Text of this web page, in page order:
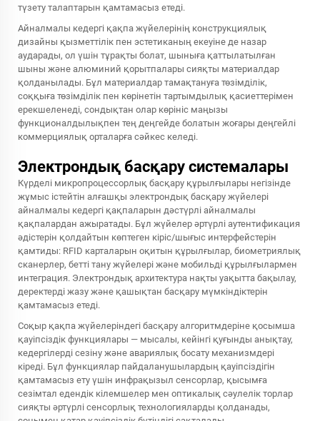
түзету талаптарын қамтамасыз етеді.
Айналмалы кедергі қақпа жүйелерінің конструкциялық
дизайны қызметтілік пен эстетиканың екеуіне де назар
аударады, ол үшін тұрақты болат, шыныға қаттылатылған
шыны және алюминий қорытпалары сияқты материалдар
қолданылады. Бұл материалдар тамақтануға төзімділік,
соққыға төзімділік пен көрінетін тартымдылық қасиеттерімен
ерекшеленеді, сондықтан олар көрініс маңызы
функционалдылықпен тең деңгейде болатын жоғары деңгейлі
коммерциялық орталарға сәйкес келеді.
Электрондық басқару системалары
Күрделі микропроцессорлық басқару құрылғылары негізінде
жұмыс істейтін алғашқы электрондық басқару жүйелері
айналмалы кедергі қақпаларын дәстүрлі айналмалы
қақпалардан ажыратады. Бұл жүйелер әртүрлі аутентификация
әдістерін қолдайтын көптеген кіріс/шығыс интерфейстерін
қамтиды: RFID карталарын оқитын құрылғылар, биометриялық
сканерлер, бетті тану жүйелері және мобильді құрылғылармен
интеграция. Электрондық архитектура нақты уақытта бақылау,
деректерді жазу және қашықтан басқару мүмкіндіктерін
қамтамасыз етеді.
Соқыр қақпа жүйелеріндегі басқару алгоритмдеріне қосымша
қауіпсіздік функциялары — мысалы, кейінгі қуғынды анықтау,
кедергілерді сезіну және авариялық босату механизмдері
кіреді. Бұл функциялар пайдаланушылардың қауіпсіздігін
қамтамасыз ету үшін инфрақызыл сенсорлар, қысымға
сезімтал едендік кілемшелер мен оптикалық сәулелік торлар
сияқты әртүрлі сенсорлық технологияларды қолданады,